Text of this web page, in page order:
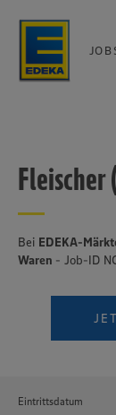
Bei EDEKA-
Waren - Job-ID
Eintrittsdatum